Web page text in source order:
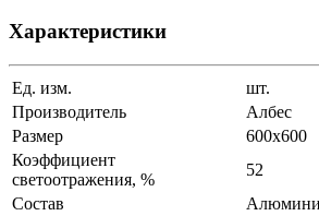
Характеристики
Ед. изм.
шт.
Производитель
Албес
Размер
600x600
Коэффициент
светоотражения, %
52
Состав